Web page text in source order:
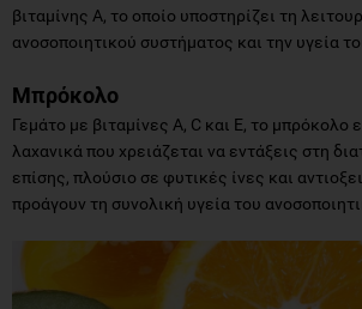
βιταμίνης Α, το οποίο υποστηρίζει τη
ανοσοποιητικού συστήματος και την υγεία
Μπρόκολο
Γεμάτο με βιταμίνες Α, C και Ε, το μπρόκολο
λαχανικά που χρειάζεται να εντάξεις στη
επίσης, πλούσιο σε φυτικές ίνες και
προάγουν τη συνολική υγεία του